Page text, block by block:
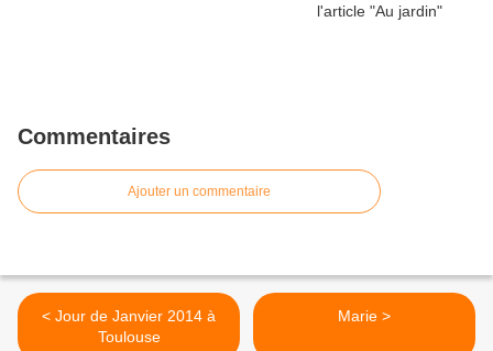
Commentaires
Ajouter un commentaire
< Jour de Janvier 2014 à
Toulouse
Marie >